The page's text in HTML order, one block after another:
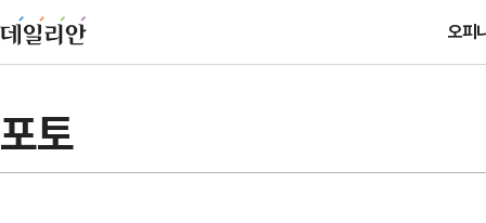
오피
포토